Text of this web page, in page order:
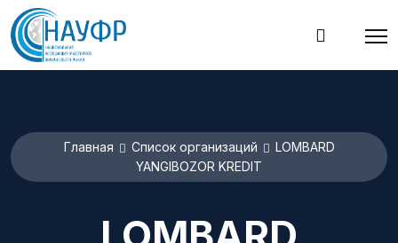
Главная Список организаций
LOMBARD
YANGIBOZOR KREDIT